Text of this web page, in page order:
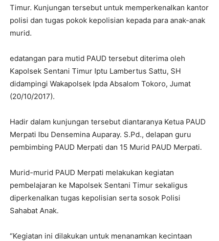
Timur. Kunjungan tersebut untuk memperkenalkan kantor
polisi dan tugas pokok kepolisian kepada para anak-anak
murid.
edatangan para mutid PAUD tersebut diterima oleh
Kapolsek Sentani Timur Iptu Lambertus Sattu, SH
didampingi Wakapolsek Ipda Absalom Tokoro, Jumat
(20/10/2017).
Hadir dalam kunjungan tersebut diantaranya Ketua PAUD
Merpati Ibu Densemina Auparay. S.Pd., delapan guru
pembimbing PAUD Merpati dan 15 Murid PAUD Merpati.
Murid-murid PAUD Merpati melakukan kegiatan
pembelajaran ke Mapolsek Sentani Timur sekaligus
diperkenalkan tugas kepolisian serta sosok Polisi
Sahabat Anak.
“Kegiatan ini dilakukan untuk menanamkan kecintaan